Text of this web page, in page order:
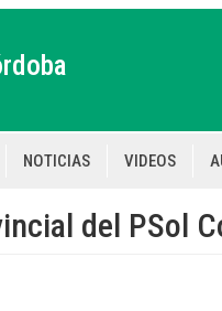
NOTICIAS VIDEOS
del PSol